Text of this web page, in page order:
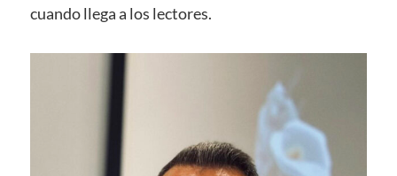
cuando llega a los lectores.